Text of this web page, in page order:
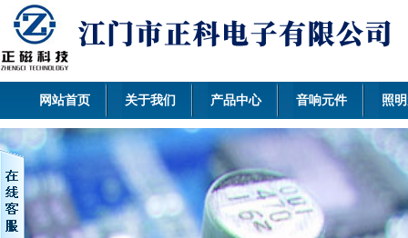
网站首页 关于我们 产品中心 音响元件 照